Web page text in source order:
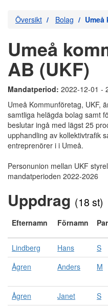
Översikt Bolag Umeå
Umeå
AB (UKF)
Mandatperiod: 2022-12-01 -
Umeå Kommunföretag, UKF,
samtliga helägda bolag samt
beslutar ingå med lägst 25
upphandling av kollektivtrafik
entreprenörer i i Umeå.
Personunion mellan UKF
mandatperioden 2022-2026
Uppdrag (18 st)
Efternamn Förnamn
Lindberg Hans S
Ågren
Anders M
Ågren Janet S